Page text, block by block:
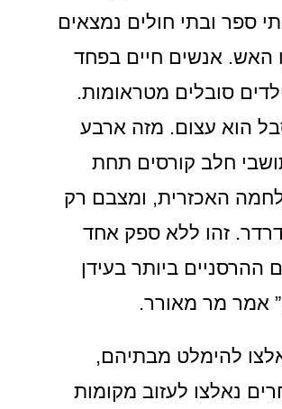
ספר ובתי חולים נמצאים
האש. אנשים חיים בפחד
סובלים מטראומות.
הוא עצום. מזה ארבע
חלב קורסים תחת
האכזרית, ומצבם רק
זהו ללא ספק אחד
ההרסניים ביותר בעידן
אמר מר מאורר.
להימלט מבתיהם,
נאלצו לעזוב מקומות